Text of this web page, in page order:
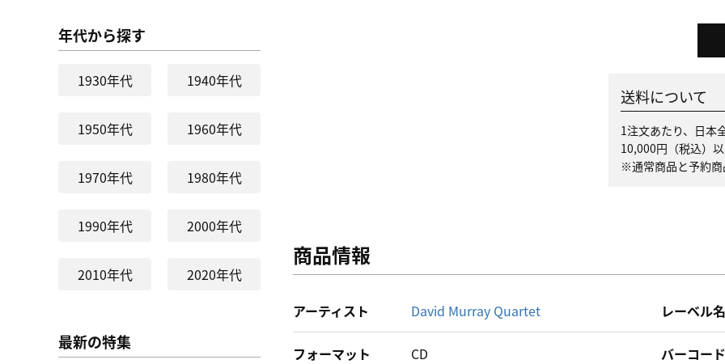
年代から探す
1930年代 1940年代
1950年代 1960年代
1970年代 1980年代
1990年代 2000年代
2010年代 2020年代
最新の特集
送料について
1注文あたり、日本
10,000円（税込）
※通常商品と予約
商品情報
アーティスト David Murray Quartet レーベル名
フォーマット CD バーコード